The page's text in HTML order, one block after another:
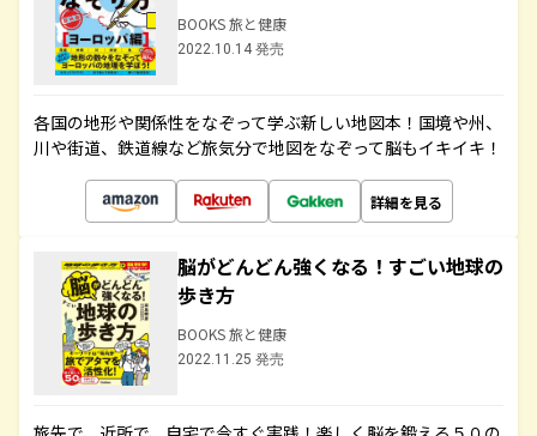
BOOKS 旅と健康
2022.10.14 発売
各国の地形や関係性をなぞって学ぶ新しい地図本！国境や州、
川や街道、鉄道線など旅気分で地図をなぞって脳もイキイキ！
詳細を見る
脳がどんどん強くなる！すごい地球の
歩き方
BOOKS 旅と健康
2022.11.25 発売